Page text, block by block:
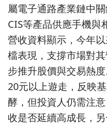
屬電子通路產業鏈中
CIS等產品供應手機與
營收資料顯示，今年
檔表現，支撐市場對
步推升股價與交易熱
20元以上遊走，反映
酵，但投資人仍需注
收是否延續高成長，